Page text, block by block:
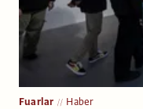
Fuarlar Haber